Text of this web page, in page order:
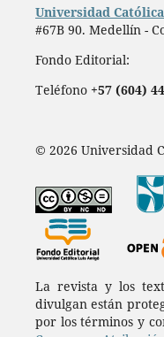
Universidad
#67B 90. Medellín -
Fondo Editorial:
Teléfono +57 (604)
© 2026 Universidad
La revista y los
divulgan están
por los términos y